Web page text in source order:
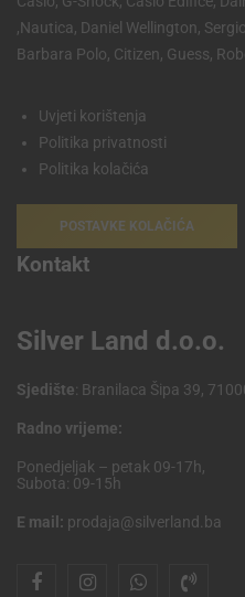
,Nautica, Daniel Wellington,
Barbara Polo, Citizen, Guess,
Uvjeti korištenja
Politika privatnosti
Politika kolačića
POSTAVKE KOLAČIĆA
Kontakt
Silver Land d.o.o.
Sjedište: Branilaca Šipa 39,
Radno vrijeme:
Ponedjeljak – petak 09-17h,
Subota: 09-15h
E mail: prodaja@silverland.ba